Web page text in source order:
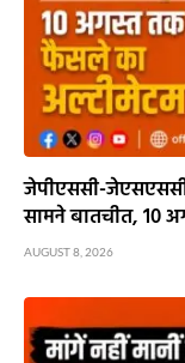
जेपीएससी-
सामने बातचीत, 10
AUGUST 8, 2026